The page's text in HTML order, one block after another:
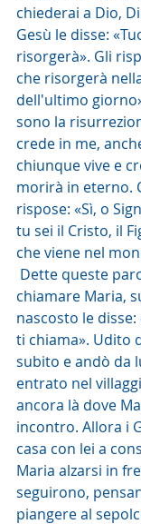
chiederai a Dio,
Gesù le disse:
risorgerà». Gli
che risorgerà
dell'ultimo
sono la
crede in me,
chiunque vive e
morirà in eterno.
rispose: «Sì, o
tu sei il Cristo, il
che viene nel
Dette queste
chiamare Maria,
nascosto le
ti chiama». Udito
subito e andò da
entrato nel
ancora là dove
incontro. Allora i
casa con lei a
Maria alzarsi in
seguirono,
piangere al